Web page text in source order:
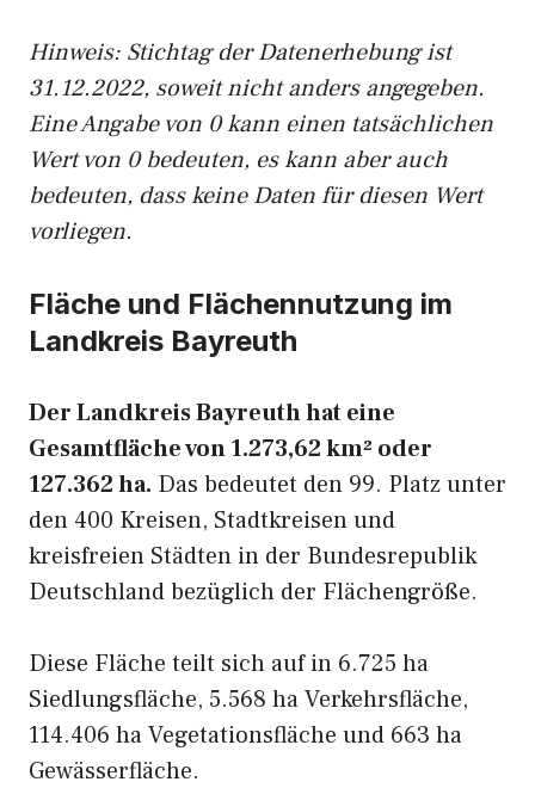
Hinweis: Stichtag der Datenerhebung ist
31.12.2022, soweit nicht anders angegeben.
Eine Angabe von 0 kann einen tatsächlichen
Wert von 0 bedeuten, es kann aber auch
bedeuten, dass keine Daten für diesen Wert
vorliegen.
Fläche und Flächennutzung im
Landkreis Bayreuth
Der Landkreis Bayreuth hat eine
Gesamtfläche von 1.273,62 km² oder
127.362 ha. Das bedeutet den 99. Platz unter
den 400 Kreisen, Stadtkreisen und
kreisfreien Städten in der Bundesrepublik
Deutschland bezüglich der Flächengröße.
Diese Fläche teilt sich auf in 6.725 ha
Siedlungsfläche, 5.568 ha Verkehrsfläche,
114.406 ha Vegetationsfläche und 663 ha
Gewässerfläche.